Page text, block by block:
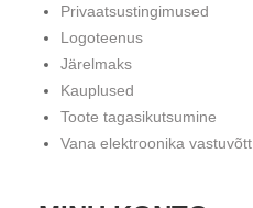
Privaatsustingimused
Logoteenus
Järelmaks
Kauplused
Toote tagasikutsumine
Vana elektroonika vastuvõtt